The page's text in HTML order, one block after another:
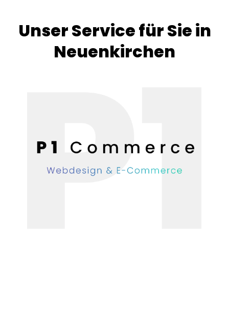
Unser Service für Sie in
Neuenkirchen